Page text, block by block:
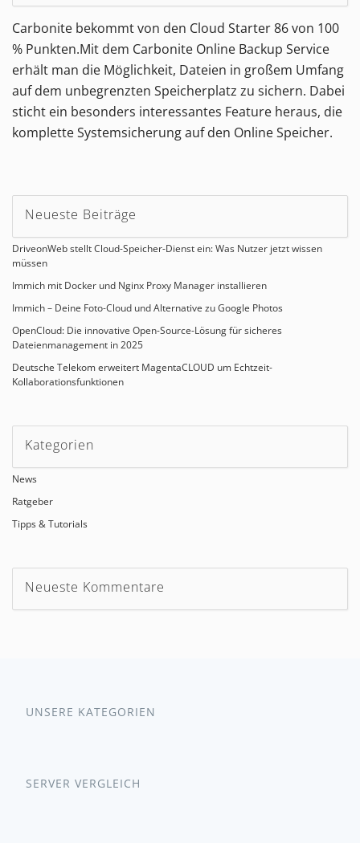
Carbonite bekommt von den Cloud Starter86von 100
% Punkten.Mit dem Carbonite Online Backup Service
erhält man die Möglichkeit, Dateien in großem Umfang
auf dem unbegrenzten Speicherplatz zu sichern. Dabei
sticht ein besonders interessantes Feature heraus, die
komplette Systemsicherung auf den Online Speicher.
Neueste Beiträge
DriveonWeb stellt Cloud-Speicher-Dienst ein: Was Nutzer jetzt wissen
müssen
Immich mit Docker und Nginx Proxy Manager installieren
Immich – Deine Foto-Cloud und Alternative zu Google Photos
OpenCloud: Die innovative Open-Source-Lösung für sicheres
Dateienmanagement in 2025
Deutsche Telekom erweitert MagentaCLOUD um Echtzeit-
Kollaborationsfunktionen
Kategorien
News
Ratgeber
Tipps & Tutorials
Neueste Kommentare
UNSERE KATEGORIEN
SERVER VERGLEICH